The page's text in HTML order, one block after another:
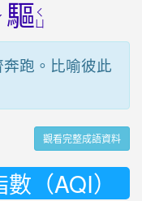
ˊ 驅 ㄑ
ㄩ
跑。比喻彼此
觀看完整成語資料
（AQI）